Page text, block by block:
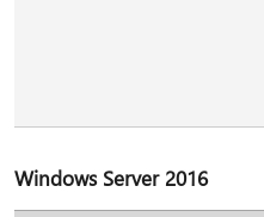
Windows Server 2016